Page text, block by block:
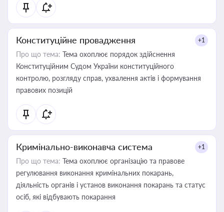
Конституційне провадження +1
Про що тема: Тема охоплює порядок здійснення
Конституційним Судом України конституційного
контролю, розгляду справ, ухвалення актів і формування
правових позицій
Кримінально-виконавча система +1
Про що тема: Тема охоплює організацію та правове
регулювання виконання кримінальних покарань,
діяльність органів і установ виконання покарань та статус
осіб, які відбувають покарання